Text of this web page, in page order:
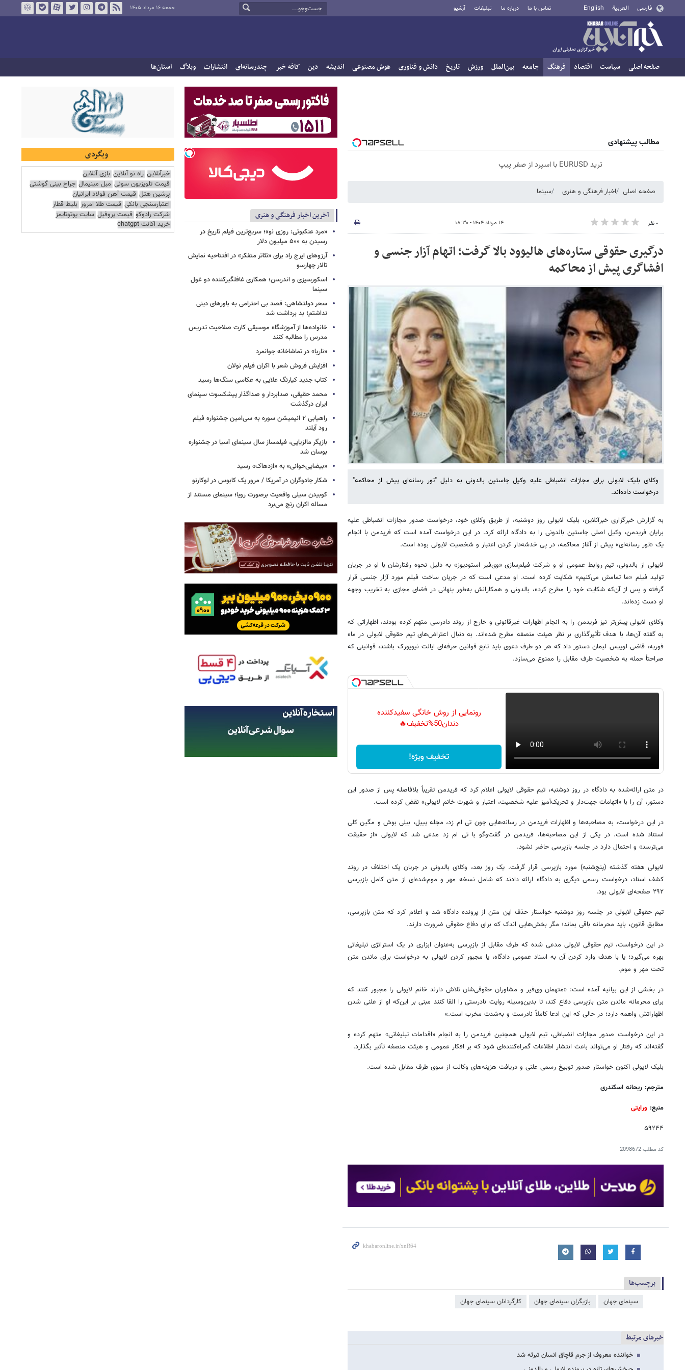
فارسی العربية English تماس با ما درباره ما تبلیغات آرشیو جمعه ۱۶ مرداد ۱۴۰۵
صفحه اصلی سیاست اقتصاد فرهنگ جامعه بین‌الملل ورزش تاریخ دانش و فناوری هوش مصنوعی اندیشه دین کافه خبر چندرسانه‌ای انتشارات وبلاگ استان‌ها
مطالب پیشنهادی
ترید EURUSD با اسپرد از صفر پیپ
صفحه اصلی اخبار فرهنگی و هنری سینما
۰ نفر ۱۴ مرداد ۱۴۰۴ - ۱۸:۳۰
درگیری حقوقی ستاره‌های هالیوود بالا گرفت؛ اتهام آزار جنسی و
افشاگری پیش از محاکمه
وکلای بلیک لایولی برای مجازات انضباطی علیه وکیل جاستین بالدونی به دلیل "تور رسانه‌ای پیش از محاکمه"
درخواست داده‌اند.
به گزارش خبرگزاری خبرآنلاین، بلیک لایولی روز دوشنبه، از طریق وکلای خود، درخواست صدور مجازات انضباطی علیه
برایان فریدمن، وکیل اصلی جاستین بالدونی را به دادگاه ارائه کرد. در این درخواست آمده است که فریدمن با انجام
یک «تور رسانه‌ای» پیش از آغاز محاکمه، در پی خدشه‌دار کردن اعتبار و شخصیت لایولی بوده است.
لایولی از بالدونی، تیم روابط عمومی او و شرکت فیلم‌سازی «وی‌فیر استودیوز» به دلیل نحوه رفتارشان با او در جریان
تولید فیلم «ما تمامش می‌کنیم» شکایت کرده است. او مدعی است که در جریان ساخت فیلم مورد آزار جنسی قرار
گرفته و پس از آن‌که شکایت خود را مطرح کرده، بالدونی و همکارانش به‌طور پنهانی در فضای مجازی به تخریب وجهه
او دست زده‌اند.
وکلای لایولی پیش‌تر نیز فریدمن را به انجام اظهارات غیرقانونی و خارج از روند دادرسی متهم کرده بودند، اظهاراتی که
به گفته آن‌ها، با هدف تأثیرگذاری بر نظر هیئت منصفه مطرح شده‌اند. به دنبال اعتراض‌های تیم حقوقی لایولی در ماه
فوریه، قاضی لوییس لیمان دستور داد که هر دو طرف دعوی باید تابع قوانین حرفه‌ای ایالت نیویورک باشند، قوانینی که
صراحتاً حمله به شخصیت طرف مقابل را ممنوع می‌سازد.
رونمایی از روش خانگی سفیدکننده
دندان50%تخفیف🔥
تخفیف ویژه!
در متن ارائه‌شده به دادگاه در روز دوشنبه، تیم حقوقی لایولی اعلام کرد که فریدمن تقریباً بلافاصله پس از صدور این
دستور، آن را با «اتهامات جهت‌دار و تحریک‌آمیز علیه شخصیت، اعتبار و شهرت خانم لایولی» نقض کرده است.
در این درخواست، به مصاحبه‌ها و اظهارات فریدمن در رسانه‌هایی چون تی ام زد، مجله پیپل، بیلی بوش و مگین کلی
استناد شده است. در یکی از این مصاحبه‌ها، فریدمن در گفت‌وگو با تی ام زد مدعی شد که لایولی «از حقیقت
می‌ترسد» و احتمال دارد در جلسه بازپرسی حاضر نشود.
لایولی هفته گذشته (پنج‌شنبه) مورد بازپرسی قرار گرفت. یک روز بعد، وکلای بالدونی در جریان یک اختلاف در روند
کشف اسناد، درخواست رسمی دیگری به دادگاه ارائه دادند که شامل نسخه مهر و موم‌شده‌ای از متن کامل بازپرسی
۲۹۲ صفحه‌ای لایولی بود.
تیم حقوقی لایولی در جلسه روز دوشنبه خواستار حذف این متن از پرونده دادگاه شد و اعلام کرد که متن بازپرسی،
مطابق قانون، باید محرمانه باقی بماند؛ مگر بخش‌هایی اندک که برای دفاع حقوقی ضرورت دارند.
در این درخواست، تیم حقوقی لایولی مدعی شده که طرف مقابل از بازپرسی به‌عنوان ابزاری در یک استراتژی تبلیغاتی
بهره می‌گیرد؛ یا با هدف وارد کردن آن به اسناد عمومی دادگاه، یا مجبور کردن لایولی به درخواست برای ماندن متن
تحت مهر و موم.
در بخشی از این بیانیه آمده است: «متهمان وی‌فیر و مشاوران حقوقی‌شان تلاش دارند خانم لایولی را مجبور کنند که
برای محرمانه ماندن متن بازپرسی دفاع کند، تا بدین‌وسیله روایت نادرستی را القا کنند مبنی بر این‌که او از علنی شدن
اظهاراتش واهمه دارد؛ در حالی که این ادعا کاملاً نادرست و به‌شدت مخرب است.»
در این درخواست صدور مجازات انضباطی، تیم لایولی همچنین فریدمن را به انجام «اقدامات تبلیغاتی» متهم کرده و
گفته‌اند که رفتار او می‌تواند باعث انتشار اطلاعات گمراه‌کننده‌ای شود که بر افکار عمومی و هیئت منصفه تأثیر بگذارد.
بلیک لایولی اکنون خواستار صدور توبیخ رسمی علنی و دریافت هزینه‌های وکالت از سوی طرف مقابل شده است.
مترجم: ریحانه اسکندری
منبع: ورایتی
۵۹۲۴۴
کد مطلب2098672
برچسب‌ها
سینمای جهان بازیگران سینمای جهان کارگردانان سینمای جهان
خبرهای مرتبط
خواننده معروف از جرم قاچاق انسان تبرئه شد
آخرین اخبار فرهنگی و هنری
«مرد عنکبوتی: روزی نو»؛ سریع‌ترین فیلم تاریخ در
رسیدن به ۵۰۰ میلیون دلار
آرزوهای ایرج راد برای «تئاتر متفکر» در افتتاحیه نمایش
تالار چهارسو
اسکورسیزی و اندرسن؛ همکاری غافلگیرکننده دو غول
سینما
سحر دولتشاهی: قصد بی احترامی به باورهای دینی
نداشتم؛ بد برداشت شد
خانواده‌ها از آموزشگاه موسیقی کارت صلاحیت تدریس
مدرس را مطالبه کنند
«ناریا» در تماشاخانه جوانمرد
افزایش فروش شعر با اکران فیلم نولان
کتاب جدید کیارنگ علایی به عکاسی سنگ‌ها رسید
محمد حقیقی، صدابردار و صداگذار پیشکسوت سینمای
ایران درگذشت
راهیابی ۲ انیمیشن سوره به سی‌امین جشنواره فیلم
رود آیلند
بازیگر مالزیایی، فیلمساز سال سینمای آسیا در جشنواره
بوسان شد
«بیضایی‌خوانی» به «اژدهاک» رسید
شکار جادوگران در آمریکا / مرور یک کابوس در لوکارنو
کوبیدن سیلی واقعیت برصورت رویا؛ سینمای مستند از
مساله اکران رنج می‌برد
وبگردی
خبرآنلاین راه نو آنلاین بازی آنلاین
قیمت تلویزیون سونی مبل مینیمال جراح بینی گوشتی
پرشین هتل قیمت آهن فولاد ایرانیان
اعتبارسنجی بانکی قیمت طلا امروز بلیط قطار
شرکت رادوکو قیمت پروفیل سایت یوتوتایمز
خرید اکانت chatgpt